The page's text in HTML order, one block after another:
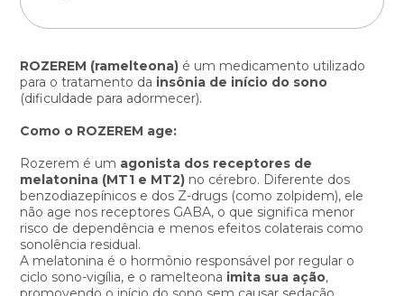
ROZEREM (ramelteona) é um medicamento utilizado
para o tratamento da insônia de início do sono
(dificuldade para adormecer).
Como o ROZEREM age:
Rozerem é um agonista dos receptores de
melatonina (MT1 e MT2) no cérebro. Diferente dos
benzodiazepínicos e dos Z-drugs (como zolpidem), ele
não age nos receptores GABA, o que significa menor
risco de dependência e menos efeitos colaterais como
sonolência residual.
A melatonina é o hormônio responsável por regular o
ciclo sono-vigília, e o ramelteona imita sua ação,